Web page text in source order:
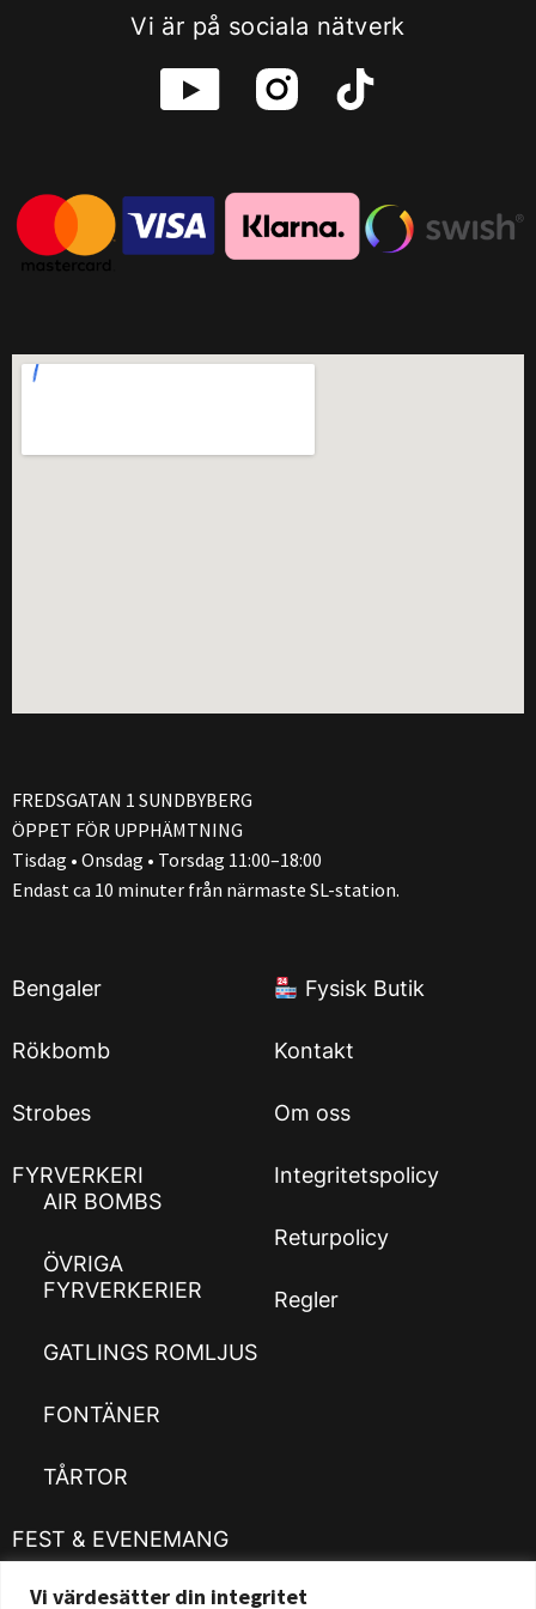
Vi värdesätter din integritet
Vi är på sociala nätverk
FREDSGATAN 1 SUNDBYBERG
ÖPPET FÖR UPPHÄMTNING
Tisdag • Onsdag • Torsdag 11:00–18:00
Endast ca 10 minuter från närmaste SL-station.
Bengaler
Rökbomb
Strobes
FYRVERKERI
AIR BOMBS
ÖVRIGA
FYRVERKERIER
GATLINGS ROMLJUS
FONTÄNER
TÅRTOR
FEST & EVENEMANG
Kläder
Fysisk Butik
Kontakt
Om oss
Integritetspolicy
Returpolicy
Regler